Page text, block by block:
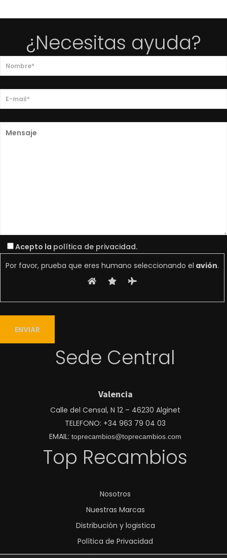
¿Necesitas ayuda?
Acepto la política de privacidad.
Por favor, prueba que eres humano seleccionando el avión.
Sede Central
Valencia
Calle del Censal, N 12 – 46230 Alginet
TELEFONO: +34 963 79 04 03
EMAIL:toprecambios@toprecambios.com
Top Recambios
Nosotros
Nuestras Marcas
Distribución y logistica
Política de Privacidad